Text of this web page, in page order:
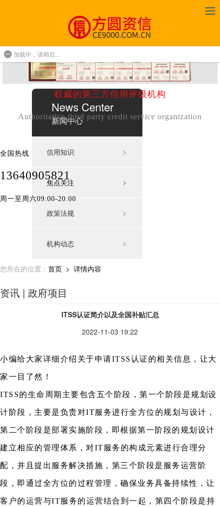
权威的第三方信用评级机构
Authoritative third party credit service organization
全国热线
13640905821
周一至周六09:00-20:00
News Center
新闻中心
信用知识 ﹥
焦点关注 ﹥
政策法规 ﹥
机构动态 ﹥
您所在的位置： 首页 > 详情内容
资讯 | 政府项目
ITSS认证简介以及全国补贴汇总
2022-11-03 19:22
小编给大家详细介绍关于申请ITSS认证的相关信息，让大
家一目了然！
ITSS的生命周期主要包含五个阶段，第一个阶段是规划设
计阶段，主要是负责对IT服务进行全方位的规划与设计，
第二个阶段是部署实施阶段，即根据第一阶段的规划设计
建立相应的管理体系，对IT服务的构成元素进行合理分
配，并且提出服务解决措施，第三个阶段是服务运营阶
段，即通过全方位的过程管理，确保业务具备持续性，让
客户的运营与IT服务的运营结合到一起，第四个阶段是持
加载中，请稍后...